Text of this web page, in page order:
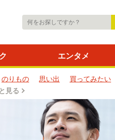
エンタメ
のりもの 思い出 買ってみたい
見る